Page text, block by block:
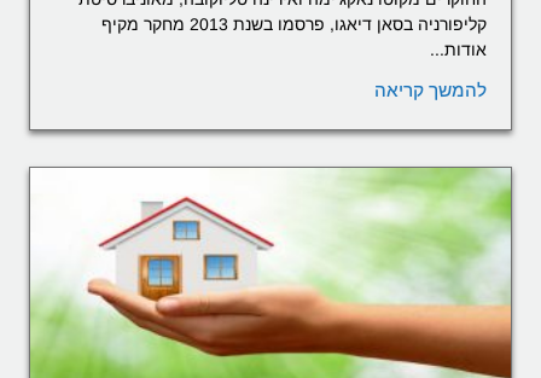
קליפורניה בסאן דיאגו, פרסמו בשנת 2013 מחקר מקיף
אודות...
להמשך קריאה